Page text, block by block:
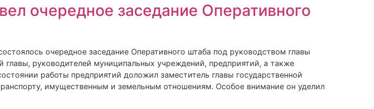
очередное заседание Оперативного
очередное заседание Оперативного штаба под руководством главы
главы, руководителей муниципальных учреждений, предприятий, а также
работы предприятий доложил заместитель главы государственной
имущественным и земельным отношениям. Особое внимание он уделил